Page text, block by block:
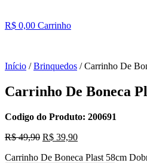
R$ 0,00 Carrinho
Início /Brinquedos / Carrinho De
Carrinho De Boneca
Codigo do Produto: 200691
R$49,90 R$ 39,90
Carrinho De Boneca Plast 58cm